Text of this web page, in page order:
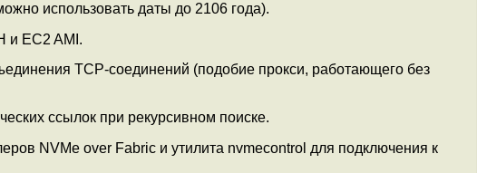
использовать даты до 2106 года).
и EC2 AMI.
TCP-соединений (подобие прокси, работающего без
ссылок при рекурсивном поиске.
NVMe over Fabric и утилита nvmecontrol для подключения к